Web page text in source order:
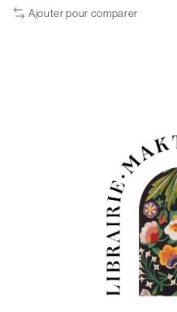
Ajouter pour comparer